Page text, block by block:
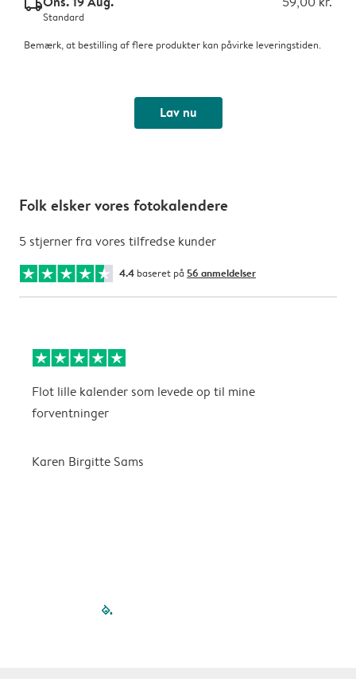
delivery_standard_v2
Standard
Bemærk, at bestilling af flere produkter kan påvirke leveringstiden.
Lav nu
Folk elsker vores fotokalendere
5 stjerner fra vores tilfredse kunder
4.4 baseret på 56 anmeldelser
Flot lille kalender som levede op til mine
forventninger
Karen Birgitte Sams
filled-pagination